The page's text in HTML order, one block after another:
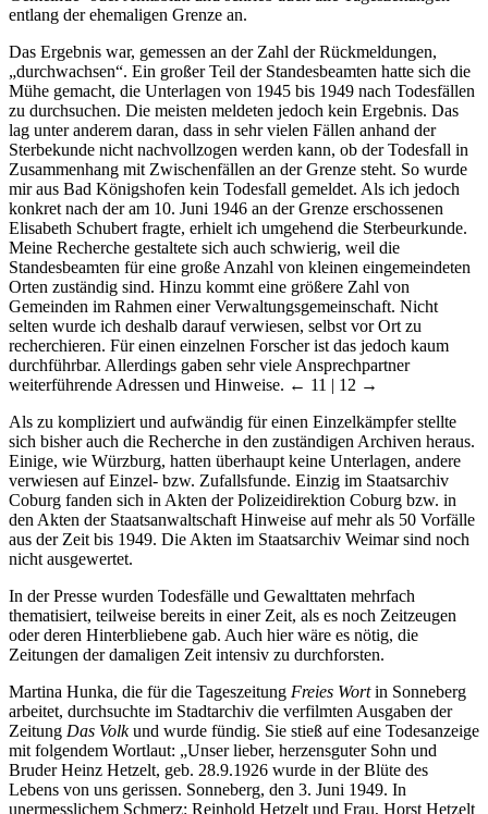
entlang der ehemaligen Grenze an.
Das Ergebnis war, gemessen an der Zahl der Rückmeldungen,
„durchwachsen“. Ein großer Teil der Standesbeamten hatte sich die
Mühe gemacht, die Unterlagen von 1945 bis 1949 nach Todesfällen
zu durchsuchen. Die meisten meldeten jedoch kein Ergebnis. Das
lag unter anderem daran, dass in sehr vielen Fällen anhand der
Sterbekunde nicht nachvollzogen werden kann, ob der Todesfall in
Zusammenhang mit Zwischenfällen an der Grenze steht. So wurde
mir aus Bad Königshofen kein Todesfall gemeldet. Als ich jedoch
konkret nach der am 10. Juni 1946 an der Grenze erschossenen
Elisabeth Schubert fragte, erhielt ich umgehend die Sterbeurkunde.
Meine Recherche gestaltete sich auch schwierig, weil die
Standesbeamten für eine große Anzahl von kleinen eingemeindeten
Orten zuständig sind. Hinzu kommt eine größere Zahl von
Gemeinden im Rahmen einer Verwaltungsgemeinschaft. Nicht
selten wurde ich deshalb darauf verwiesen, selbst vor Ort zu
recherchieren. Für einen einzelnen Forscher ist das jedoch kaum
durchführbar. Allerdings gaben sehr viele Ansprechpartner
weiterführende Adressen und Hinweise. ← 11 | 12 →
Als zu kompliziert und aufwändig für einen Einzelkämpfer stellte
sich bisher auch die Recherche in den zuständigen Archiven heraus.
Einige, wie Würzburg, hatten überhaupt keine Unterlagen, andere
verwiesen auf Einzel- bzw. Zufallsfunde. Einzig im Staatsarchiv
Coburg fanden sich in Akten der Polizeidirektion Coburg bzw. in
den Akten der Staatsanwaltschaft Hinweise auf mehr als 50 Vorfälle
aus der Zeit bis 1949. Die Akten im Staatsarchiv Weimar sind noch
nicht ausgewertet.
In der Presse wurden Todesfälle und Gewalttaten mehrfach
thematisiert, teilweise bereits in einer Zeit, als es noch Zeitzeugen
oder deren Hinterbliebene gab. Auch hier wäre es nötig, die
Zeitungen der damaligen Zeit intensiv zu durchforsten.
Martina Hunka, die für die Tageszeitung Freies Wortin Sonneberg
arbeitet, durchsuchte im Stadtarchiv die verfilmten Ausgaben der
Zeitung Das Volkund wurde fündig. Sie stieß auf eine Todesanzeige
mit folgendem Wortlaut: „Unser lieber, herzensguter Sohn und
Bruder Heinz Hetzelt, geb. 28.9.1926 wurde in der Blüte des
Lebens von uns gerissen. Sonneberg, den 3. Juni 1949. In
unermesslichem Schmerz: Reinhold Hetzelt und Frau, Horst Hetzelt